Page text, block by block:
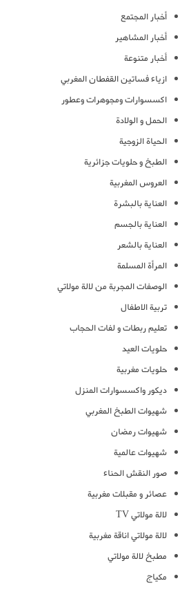
أخبار المجتمع
أخبار المشاهير
أخبار متنوعة
ازياء فساتين القفطان المغربي
اكسسوارات ومجوهرات وعطور
الحمل و الولادة
الحياة الزوجية
الطبخ و حلويات جزائرية
العروس المغربية
العناية بالبشرة
العناية بالجسم
العناية بالشعر
المرأة المسلمة
الوصفات المجربة من لالة مولاتي
تربية الاطفال
تعليم ربطات و لفات الحجاب
حلويات العيد
حلويات مغربية
ديكور واكسسوارات المنزل
شهيوات الطبخ المغربي
شهيوات رمضان
شهيوات عالمية
صور النقش الحناء
عصائر و مقبلات مغربية
لالة مولاتي TV
لالة مولاتي اناقة مغربية
مطبخ لالة مولاتي
مكياج